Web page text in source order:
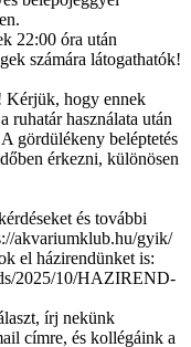
22:00 óra után
számára látogathatók!
Kérjük, hogy ennek
ruhatár használata után
gördülékeny beléptetés
érkezni, különösen
és további
akvariumklub.hu/gyik/
el házirendünket is:
2025/10/HAZIREND-
írj nekünk
címre, és kollégáink a